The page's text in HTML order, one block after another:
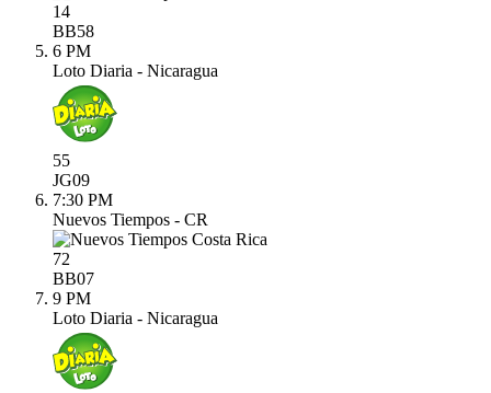
14
BB58
6 PM
Loto Diaria - Nicaragua
55
JG09
7:30 PM
Nuevos Tiempos - CR
72
BB07
9 PM
Loto Diaria - Nicaragua